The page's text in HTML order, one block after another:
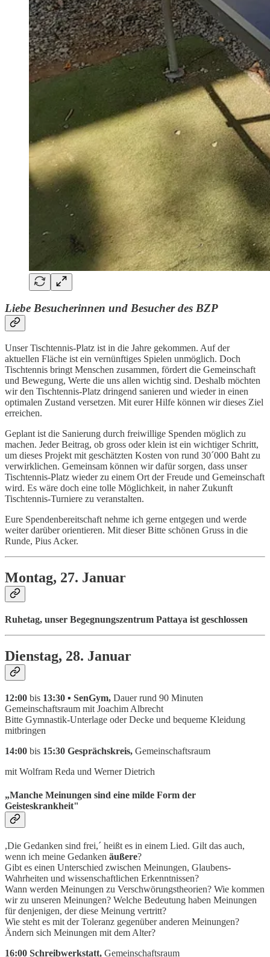
Liebe Besucherinnen und Besucher des BZP
Unser Tischtennis-Platz ist in die Jahre gekommen. Auf der
aktuellen Fläche ist ein vernünftiges Spielen unmöglich. Doch
Tischtennis bringt Menschen zusammen, fördert die Gemeinschaft
und Bewegung, Werte die uns allen wichtig sind. Deshalb möchten
wir den Tischtennis-Platz dringend sanieren und wieder in einen
optimalen Zustand versetzen. Mit eurer Hilfe können wir dieses Ziel
erreichen.
Geplant ist die Sanierung durch freiwillige Spenden möglich zu
machen. Jeder Beitrag, ob gross oder klein ist ein wichtiger Schritt,
um dieses Projekt mit geschätzten Kosten von rund 30´000 Baht zu
verwirklichen. Gemeinsam können wir dafür sorgen, dass unser
Tischtennis-Platz wieder zu einem Ort der Freude und Gemeinschaft
wird. Es wäre doch eine tolle Möglichkeit, in naher Zukunft
Tischtennis-Turniere zu veranstalten.
Eure Spendenbereitschaft nehme ich gerne entgegen und werde
weiter darüber orientieren. Mit dieser Bitte schönen Gruss in die
Runde, Pius Acker.
Montag, 27. Januar
Ruhetag, unser Begegnungszentrum Pattaya ist geschlossen
Dienstag, 28. Januar
12:00 bis 13:30 ▪ SenGym, Dauer rund 90 Minuten
Gemeinschaftsraum mit Joachim Albrecht
Bitte Gymnastik-Unterlage oder Decke und bequeme Kleidung
mitbringen
14:00 bis 15:30 Gesprächskreis, Gemeinschaftsraum
mit Wolfram Reda und Werner Dietrich
„Manche Meinungen sind eine milde Form der
Geisteskrankheit"
,Die Gedanken sind frei,´ heißt es in einem Lied. Gilt das auch,
wenn ich meine Gedanken äußere?
Gibt es einen Unterschied zwischen Meinungen, Glaubens-
Wahrheiten und wissenschaftlichen Erkenntnissen?
Wann werden Meinungen zu Verschwörungstheorien? Wie kommen
wir zu unseren Meinungen? Welche Bedeutung haben Meinungen
für denjenigen, der diese Meinung vertritt?
Wie steht es mit der Toleranz gegenüber anderen Meinungen?
Ändern sich Meinungen mit dem Alter?
16:00 Schreibwerkstatt, Gemeinschaftsraum